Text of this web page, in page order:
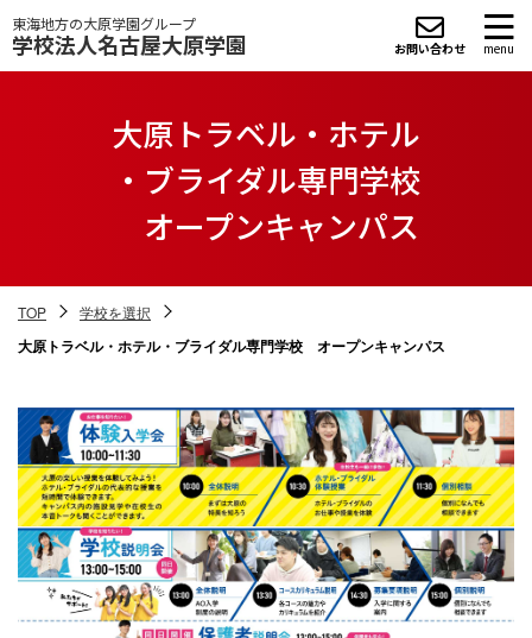
東海地方の大原学園グループ
学校法人名古屋大原学園 お問い合わせ menu
大原トラベル・ホテル
・ブライダル専門学校
オープンキャンパス
TOP 学校を選択
大原トラベル・ホテル・ブライダル専門学校 オープンキャンパス